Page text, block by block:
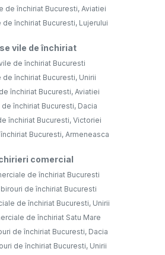
de închiriat Bucuresti, Aviatiei
de închiriat Bucuresti, Lujerului
vile de închiriat
de închiriat Bucuresti
de închiriat Bucuresti, Unirii
închiriat Bucuresti, Aviatiei
închiriat Bucuresti, Dacia
închiriat Bucuresti, Victoriei
Bucuresti, Armeneasca
comercial
de închiriat Bucuresti
de închiriat Bucuresti
de închiriat Bucuresti, Unirii
de închiriat Satu Mare
de închiriat Bucuresti, Dacia
de închiriat Bucuresti, Unirii